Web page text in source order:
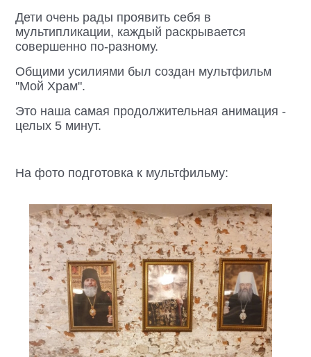
Дети очень рады проявить себя в
мультипликации, каждый раскрывается
совершенно по-разному.
Общими усилиями был создан мультфильм
''Мой Храм".
Это наша самая продолжительная анимация -
целых 5 минут.
На фото подготовка к мультфильму: